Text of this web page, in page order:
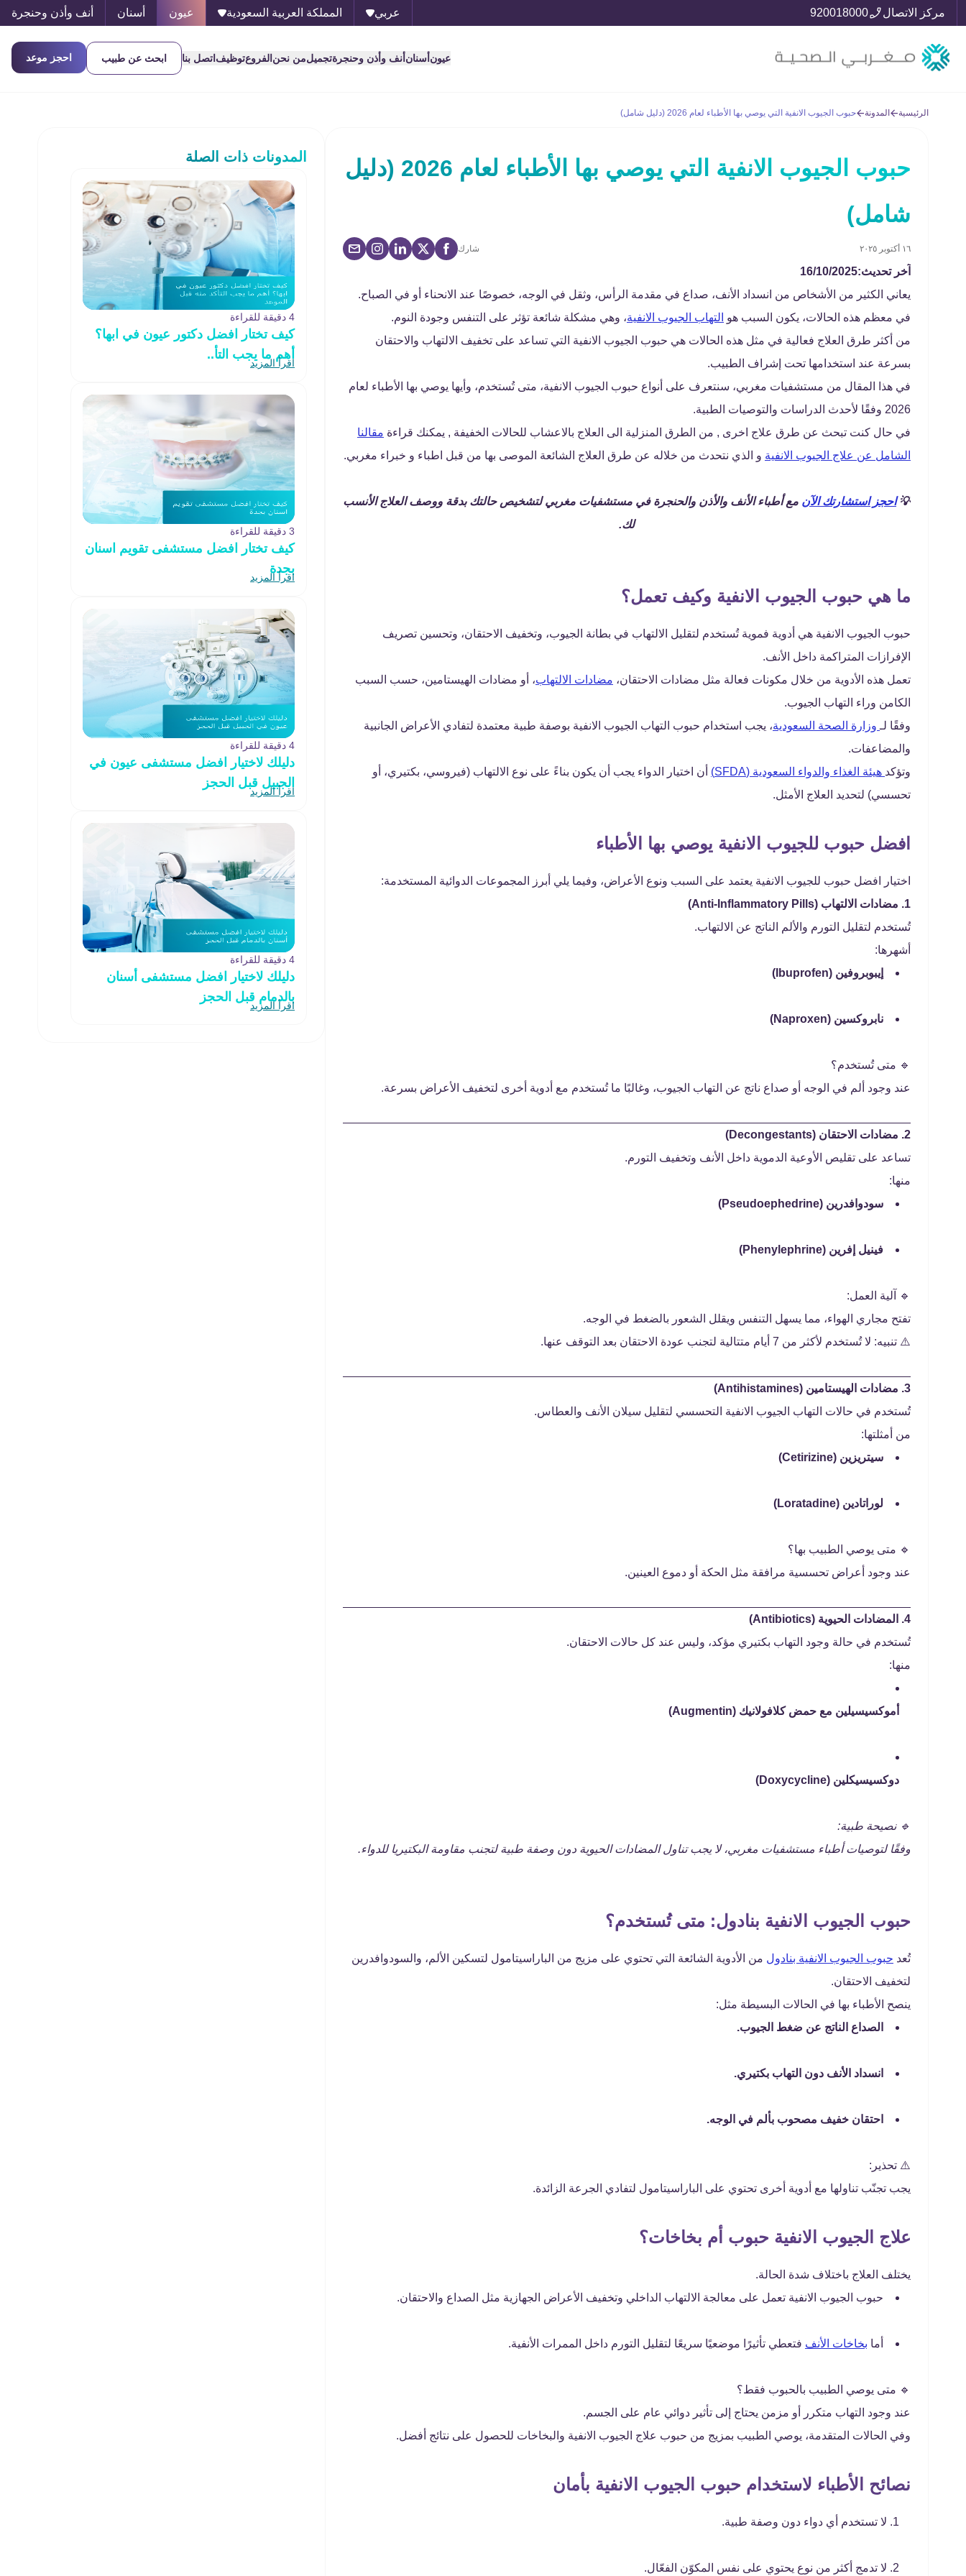
مركز الاتصال 920018000 عربي المملكة العربية السعودية عيون أسنان أنف وأذن وحنجرة
عيون أسنان أنف وأذن وحنجرةتجميلمن نحن الفروعتوظيف اتصل بنا ابحث عن طبيب احجز موعد
الرئيسية المدونة حبوب الجيوب الانفية التي يوصي بها الأطباء لعام 2026 (دليل شامل)
حبوب الجيوب الانفية التي يوصي بها الأطباء لعام 2026 (دليل
شامل)
١٦ أكتوبر ٢٠٢٥ شارك
آخر تحديث:16/10/2025
يعاني الكثير من الأشخاص من انسداد الأنف، صداع في مقدمة الرأس، وثقل في الوجه، خصوصًا عند الانحناء أو في الصباح.
في معظم هذه الحالات، يكون السبب هو التهاب الجيوب الانفية، وهي مشكلة شائعة تؤثر على التنفس وجودة النوم.
من أكثر طرق العلاج فعالية في مثل هذه الحالات هي حبوب الجيوب الانفية التي تساعد على تخفيف الالتهاب والاحتقان
بسرعة عند استخدامها تحت إشراف الطبيب.
في هذا المقال من مستشفيات مغربي، سنتعرف على أنواع حبوب الجيوب الانفية، متى تُستخدم، وأيها يوصي بها الأطباء لعام
2026 وفقًا لأحدث الدراسات والتوصيات الطبية.
في حال كنت تبحث عن طرق علاج اخرى , من الطرق المنزلية الى العلاج بالاعشاب للحالات الخفيفة , يمكنك قراءة مقالنا
الشامل عن علاج الجيوب الانفية و الذي نتحدث من خلاله عن طرق العلاج الشائعة الموصى بها من قبل اطباء و خبراء مغربي.
💡احجز استشارتك الآن مع أطباء الأنف والأذن والحنجرة في مستشفيات مغربي لتشخيص حالتك بدقة ووصف العلاج الأنسب
لك.
ما هي حبوب الجيوب الانفية وكيف تعمل؟
حبوب الجيوب الانفية هي أدوية فموية تُستخدم لتقليل الالتهاب في بطانة الجيوب، وتخفيف الاحتقان، وتحسين تصريف
الإفرازات المتراكمة داخل الأنف.
تعمل هذه الأدوية من خلال مكونات فعالة مثل مضادات الاحتقان، مضادات الالتهاب، أو مضادات الهيستامين، حسب السبب
الكامن وراء التهاب الجيوب.
وفقًا لـ وزارة الصحة السعودية، يجب استخدام حبوب التهاب الجيوب الانفية بوصفة طبية معتمدة لتفادي الأعراض الجانبية
والمضاعفات.
وتؤكد هيئة الغذاء والدواء السعودية (SFDA)
أن اختيار الدواء يجب أن يكون بناءً على نوع الالتهاب (فيروسي، بكتيري، أو
تحسسي) لتحديد العلاج الأمثل.
افضل حبوب للجيوب الانفية يوصي بها الأطباء
اختيار افضل حبوب للجيوب الانفية يعتمد على السبب ونوع الأعراض، وفيما يلي أبرز المجموعات الدوائية المستخدمة:
1. مضادات الالتهاب (Anti-Inflammatory Pills)
تُستخدم لتقليل التورم والألم الناتج عن الالتهاب.
أشهرها:
إيبوبروفين (Ibuprofen)
نابروكسين (Naproxen)
🔹 متى تُستخدم؟
عند وجود ألم في الوجه أو صداع ناتج عن التهاب الجيوب، وغالبًا ما تُستخدم مع أدوية أخرى لتخفيف الأعراض بسرعة.
2. مضادات الاحتقان (Decongestants)
تساعد على تقليص الأوعية الدموية داخل الأنف وتخفيف التورم.
منها:
سودوافدرين (Pseudoephedrine)
فينيل إفرين (Phenylephrine)
🔹 آلية العمل:
تفتح مجاري الهواء، مما يسهل التنفس ويقلل الشعور بالضغط في الوجه.
⚠️ تنبيه: لا تُستخدم لأكثر من 7 أيام متتالية لتجنب عودة الاحتقان بعد التوقف عنها.
3. مضادات الهيستامين (Antihistamines)
تُستخدم في حالات التهاب الجيوب الانفية التحسسي لتقليل سيلان الأنف والعطاس.
من أمثلتها:
سيتريزين (Cetirizine)
لوراتادين (Loratadine)
🔹 متى يوصي الطبيب بها؟
عند وجود أعراض تحسسية مرافقة مثل الحكة أو دموع العينين.
4. المضادات الحيوية (Antibiotics)
تُستخدم في حالة وجود التهاب بكتيري مؤكد، وليس عند كل حالات الاحتقان.
منها:
أموكسيسيلين مع حمض كلافولانيك (Augmentin)
دوكسيسيكلين (Doxycycline)
🔹 نصيحة طبية:
وفقًا لتوصيات أطباء مستشفيات مغربي، لا يجب تناول المضادات الحيوية دون وصفة طبية لتجنب مقاومة البكتيريا للدواء.
حبوب الجيوب الانفية بنادول: متى تُستخدم؟
تُعد حبوب الجيوب الانفية بنادول من الأدوية الشائعة التي تحتوي على مزيج من الباراسيتامول لتسكين الألم، والسودوافدرين
لتخفيف الاحتقان.
ينصح الأطباء بها في الحالات البسيطة مثل:
الصداع الناتج عن ضغط الجيوب.
انسداد الأنف دون التهاب بكتيري.
احتقان خفيف مصحوب بألم في الوجه.
⚠️ تحذير:
يجب تجنّب تناولها مع أدوية أخرى تحتوي على الباراسيتامول لتفادي الجرعة الزائدة.
علاج الجيوب الانفية حبوب أم بخاخات؟
يختلف العلاج باختلاف شدة الحالة.
حبوب الجيوب الانفية تعمل على معالجة الالتهاب الداخلي وتخفيف الأعراض الجهازية مثل الصداع والاحتقان.
أما بخاخات الأنف فتعطي تأثيرًا موضعيًا سريعًا لتقليل التورم داخل الممرات الأنفية.
🔹 متى يوصي الطبيب بالحبوب فقط؟
عند وجود التهاب متكرر أو مزمن يحتاج إلى تأثير دوائي عام على الجسم.
وفي الحالات المتقدمة، يوصي الطبيب بمزيج من حبوب علاج الجيوب الانفية والبخاخات للحصول على نتائج أفضل.
نصائح الأطباء لاستخدام حبوب الجيوب الانفية بأمان
لا تستخدم أي دواء دون وصفة طبية.
لا تدمج أكثر من نوع يحتوي على نفس المكوّن الفعّال.
المدونات ذات الصلة
4 دقيقة للقراءة
كيف تختار افضل دكتور عيون في ابها؟
أهم ما يجب التأ..
اقرأ المزيد
3 دقيقة للقراءة
كيف تختار افضل مستشفى تقويم اسنان
بجدة
اقرأ المزيد
4 دقيقة للقراءة
دليلك لاختيار افضل مستشفى عيون في
الجبيل قبل الحجز
اقرأ المزيد
4 دقيقة للقراءة
دليلك لاختيار افضل مستشفى أسنان
بالدمام قبل الحجز
اقرأ المزيد